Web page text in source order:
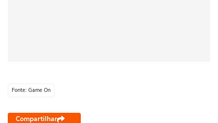
Fonte: Game On
Compartilhar